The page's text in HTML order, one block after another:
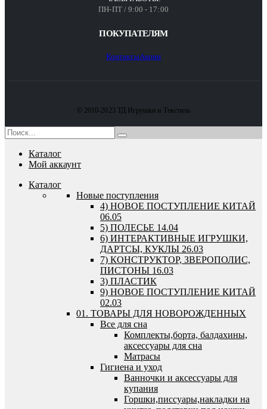
ПН-ПТ / 9:00 - 17:00
ПОКУПАТЕЛЯМ
КонтактыАкции
© 2010-2023 ТД Игрушки и Текстиль
Каталог
Мой аккаунт
Каталог
Новые поступления
4) НОВОЕ ПОСТУПЛЕНИЕ КИТАЙ
06.05
5) ПОЛЕСЬЕ 14.04
6) ИНТЕРАКТИВНЫЕ ИГРУШКИ,
ДАРТСЫ, КУКЛЫ 26.03
7) КОНСТРУКТОР, ЗВЕРОПОЛИС,
ПИСТОНЫ 16.03
3) ПЛАСТИК
9) НОВОЕ ПОСТУПЛЕНИЕ КИТАЙ
02.03
01. ТОВАРЫ ДЛЯ НОВОРОЖДЕННЫХ
Все для сна
Комплекты,борта, балдахины,
аксессуары для сна
Матрасы
Гигиена и уход
Ванночки и аксессуары для
купания
Горшки,писсуары,накладки на